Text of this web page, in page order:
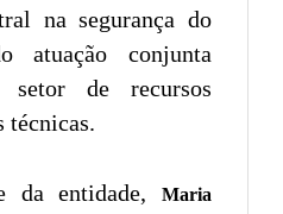
na segurança do
atuação conjunta
setor de recursos
técnicas.
da entidade,
Maria